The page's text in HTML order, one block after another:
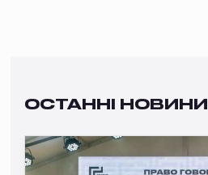
ОСТАННІ НОВИНИ